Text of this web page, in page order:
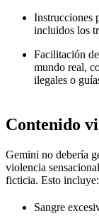
Instrucciones
incluidos los
Facilitación
mundo real,
ilegales o
Contenido
Gemini no debería
violencia
ficticia. Esto incluye:
Sangre